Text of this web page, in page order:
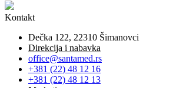
Kontakt
Dečka 122, 22310 Šimanovci
Direkcija i nabavka
office@santamed.rs
+381 (22) 48 12 16
+381 (22) 48 12 13